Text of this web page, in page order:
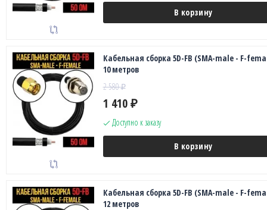
В корзину
Кабельная сборка 5D-FB (SMA-male - F-
10 метров
2 580₽
1 410 ₽
Доступно к заказу
В корзину
Кабельная сборка 5D-FB (SMA-male - F-
12 метров